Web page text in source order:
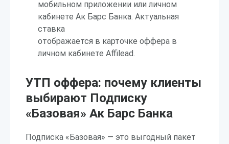
мобильном приложении или личном
кабинете Ак Барс Банка. Актуальная
ставка
отображается в карточке оффера в
личном кабинете Affilead.
УТП оффера: почему клиенты
выбирают Подписку
«Базовая» Ак Барс Банка
Подписка «Базовая» — это выгодный пакет